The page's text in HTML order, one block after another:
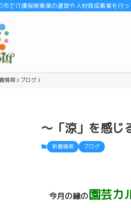
市で介護保険事業の運営や人材育成事業を行
情報 ブログ
〜「涼」を感じ
新着情報 ブログ
今月の縁の園芸カ